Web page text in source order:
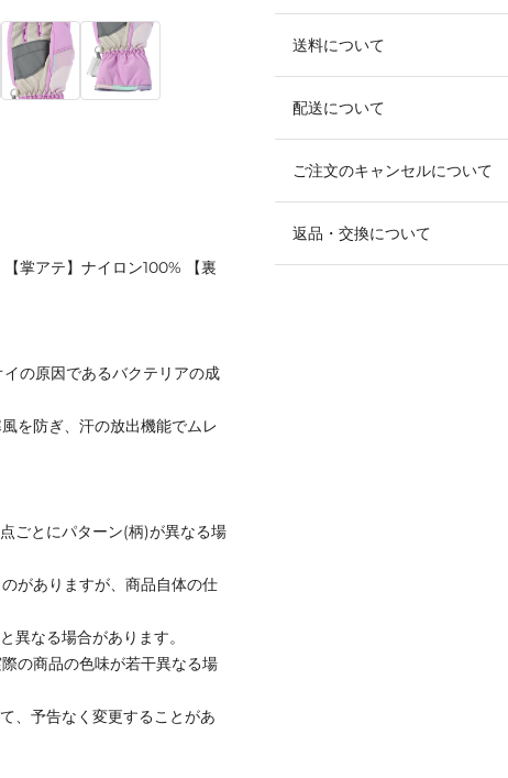
送料について
配送について
ご注文のキャンセルについて
返品・交換について
掌アテ】ナイロン100% 【裏
の原因であるバクテリアの成
を防ぎ、汗の放出機能でムレ
ごとにパターン(柄)が異なる場
がありますが、商品自体の仕
なる場合があります。
の商品の色味が若干異なる場
、予告なく変更することがあ